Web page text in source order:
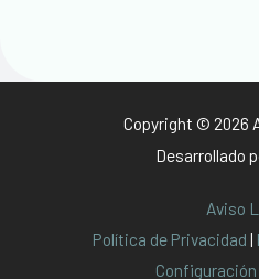
Copyright © 2026
Desarrollado
Aviso
Política de Privacidad |